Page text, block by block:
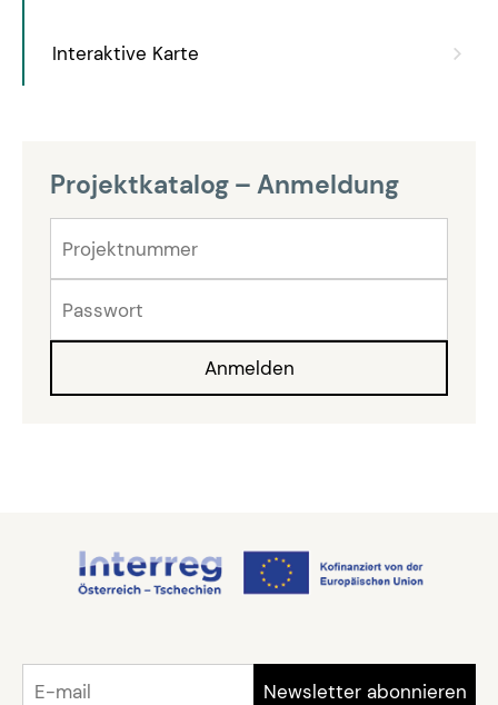
Interaktive Karte
Projektkatalog – Anmeldung